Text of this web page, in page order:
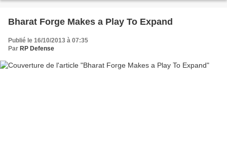
Bharat Forge Makes a Play To Expand
Publié le 16/10/2013 à 07:35
Par RP Defense